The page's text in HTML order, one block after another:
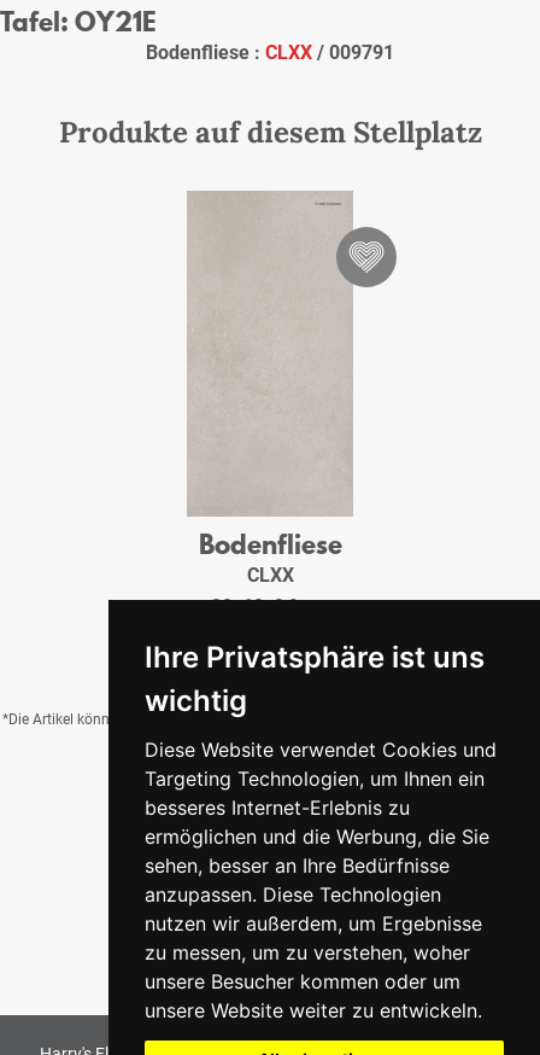
Ihre Privatsphäre ist uns
wichtig
Diese Website verwendet Cookies und
Targeting Technologien, um Ihnen ein
besseres Internet-Erlebnis zu
ermöglichen und die Werbung, die Sie
sehen, besser an Ihre Bedürfnisse
anzupassen. Diese Technologien
nutzen wir außerdem, um Ergebnisse
zu messen, um zu verstehen, woher
unsere Besucher kommen oder um
unsere Website weiter zu entwickeln.
Tafel: OY21E
Bodenfliese : CLXX / 009791
Produkte auf diesem Stellplatz
Bodenfliese
CLXX
30x60x0,9 cm
*Die Artikel können durch Belichtung, Charge, Brand, Formate und weitere Einflüsse
von der Abbildung abweichen.